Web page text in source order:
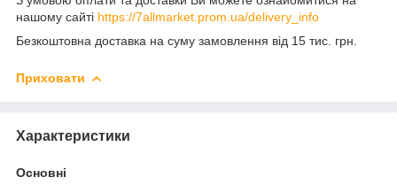
нашому сайті https://7allmarket.prom.ua/delivery_info
Безкоштовна доставка на суму замовлення від 15 тис. грн.
Приховати
Характеристики
Основні